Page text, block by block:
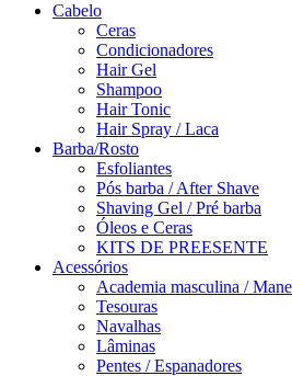
Cabelo
Ceras
Condicionadores
Hair Gel
Shampoo
Hair Tonic
Hair Spray / Laca
Barba/Rosto
Esfoliantes
Pós barba / After Shave
Shaving Gel / Pré barba
Óleos e Ceras
KITS DE PREESENTE
Acessórios
Academia masculina /
Tesouras
Navalhas
Lâminas
Pentes / Espanadores